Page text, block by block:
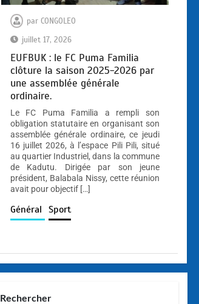
par CONGOLEO
juillet 17, 2026
EUFBUK : le FC Puma Familia
clôture la saison 2025-2026 par
une assemblée générale
ordinaire.
Le FC Puma Familia a rempli son
obligation statutaire en organisant son
assemblée générale ordinaire, ce jeudi
16 juillet 2026, à l’espace Pili Pili, situé
au quartier Industriel, dans la commune
de Kadutu. Dirigée par son jeune
président, Balabala Nissy, cette réunion
avait pour objectif […]
Général Sport
Rechercher